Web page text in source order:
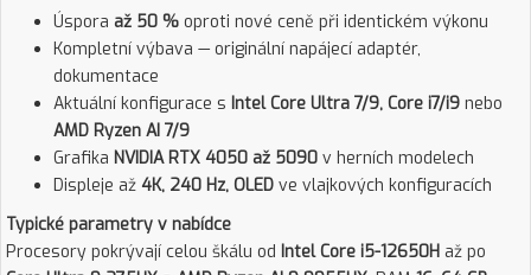
Úspora až 50 % oproti nové ceně při identickém výkonu
Kompletní výbava — originální napájecí adaptér,
dokumentace
Aktuální konfigurace s Intel Core Ultra 7/9, Core i7/i9 nebo
AMD Ryzen AI 7/9
Grafika NVIDIA RTX 4050 až 5090 v herních modelech
Displeje až 4K, 240 Hz, OLED ve vlajkových konfiguracích
Typické parametry v nabídce
Procesory pokrývají celou škálu od Intel Core i5-12650H až po